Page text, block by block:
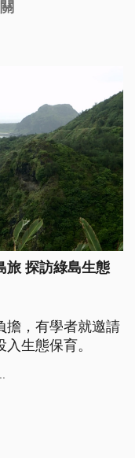
旅 探訪綠島生態
擔，有學者就邀請
生態保育。